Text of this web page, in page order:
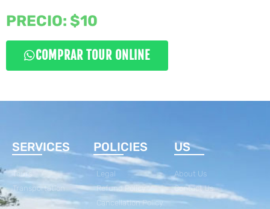
PRECIO: $10
COMPRAR TOUR ONLINE
SERVICES
Tours
Transportation
POLICIES
Legal
Refund Policy
Cancellation Policy
US
About Us
Contact Us